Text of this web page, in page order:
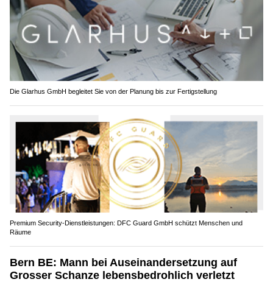
Die Glarhus GmbH begleitet Sie von der Planung bis zur Fertigstellung
Premium Security-Dienstleistungen: DFC Guard GmbH schützt Menschen und
Räume
Bern BE: Mann bei Auseinandersetzung auf
Grosser Schanze lebensbedrohlich verletzt